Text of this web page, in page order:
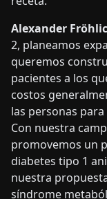
Alexander
2, planeamos
queremos
pacientes a los
costos
las personas
Con nuestra
promovemos un
diabetes tipo 1
nuestra
síndrome